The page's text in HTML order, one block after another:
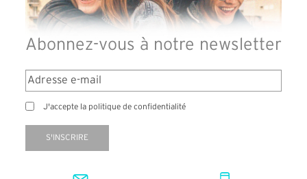
Abonnez-vous à notre newsletter
J'accepte la politique de confidentialité
S'INSCRIRE